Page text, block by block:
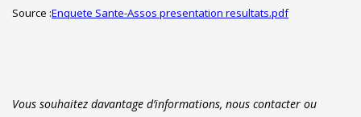
Source :Enquete Sante-Assos presentation resultats.pdf
Vous souhaitez davantage d’informations, nous contacter ou